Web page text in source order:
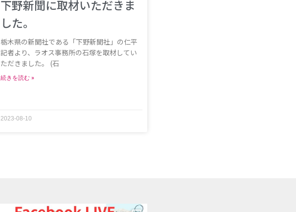
下野新聞に取材いただきま
した。
栃木県の新聞社である「下野新聞社」の仁平
記者より、ラオス事務所の石塚を取材してい
ただきました。 (石
続きを読む »
2023-08-10